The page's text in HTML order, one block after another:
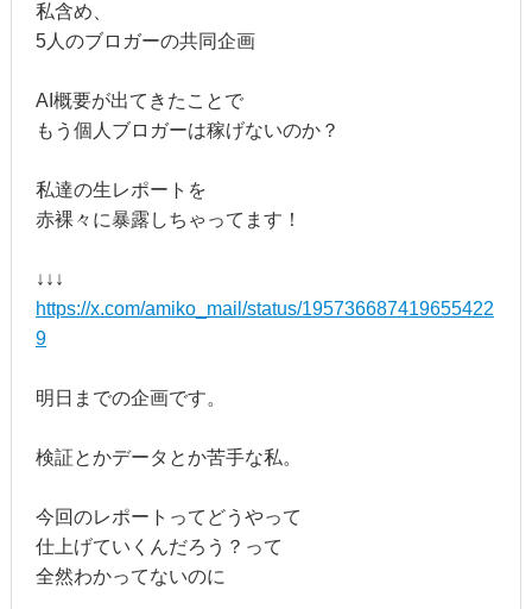
私含め、
5人のブロガーの共同企画
AI概要が出てきたことで
もう個人ブロガーは稼げないのか？
私達の生レポートを
赤裸々に暴露しちゃってます！
↓↓↓
https://x.com/amiko_mail/status/195736687419655422
9
明日までの企画です。
検証とかデータとか苦手な私。
今回のレポートってどうやって
仕上げていくんだろう？って
全然わかってないのに